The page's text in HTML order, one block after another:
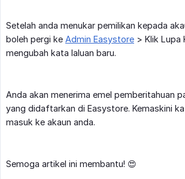
Setelah anda menukar pemilikan kepada
boleh pergi ke Admin Easystore > Klik Lupa
mengubah kata laluan baru.
Anda akan menerima emel pemberitahuan
yang didaftarkan di Easystore. Kemaskini
masuk ke akaun anda.
Semoga artikel ini membantu! 😍